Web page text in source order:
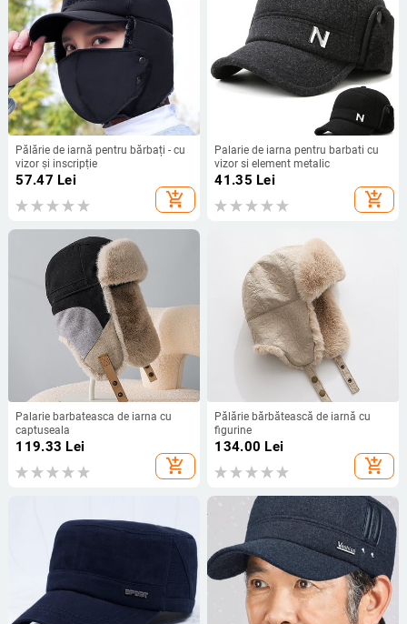
Pălărie de iarnă pentru bărbați - cu
vizor și inscripție
57.47 Lei
add_shopping_cart
Palarie de iarna pentru barbati cu
vizor si element metalic
41.35 Lei
add_shopping_cart
Palarie barbateasca de iarna cu
captuseala
119.33 Lei
add_shopping_cart
Pălărie bărbătească de iarnă cu
figurine
134.00 Lei
add_shopping_cart